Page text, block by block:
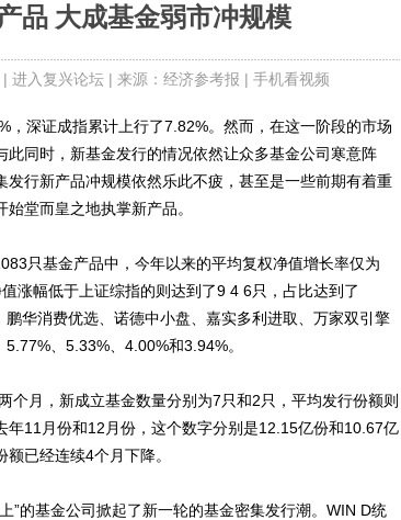
品 大成基金弱市冲规模
| 进入复兴论坛| 来源：经济参考报 | 手机看视频
深证成指累计上行了7.82%。然而，在这一阶段的市场
同时，新基金发行的情况依然让众多基金公司寒意阵
行新产品冲规模依然乐此不疲，甚至是一些前期有着重
堂而皇之地执掌新产品。
只基金产品中，今年以来的平均复权净值增长率仅为
涨幅低于上证综指的则达到了9 4 6只，占比达到了
华消费优选、诺德中小盘、嘉实多利进取、万家双引擎
、5.33%、4.00%和3.94%。
月，新成立基金数量分别为7只和2只，平均发行份额则
11月份和12月份，这个数字分别是12.15亿份和10.67亿
已经连续4个月下降。
的基金公司掀起了新一轮的基金密集发行潮。WIN D统